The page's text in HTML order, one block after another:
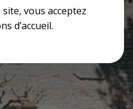
vous acceptez
d’accueil.